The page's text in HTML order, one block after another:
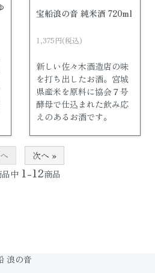
宝船浪の音 純米酒 720ml
1,375円(税込)
新しい佐々木酒造店の味
を打ち出したお酒。宮城
県産米を原料に協会７号
酵母で仕込まれた飲み応
えのあるお酒です。
次へ »
品中 1-12商品